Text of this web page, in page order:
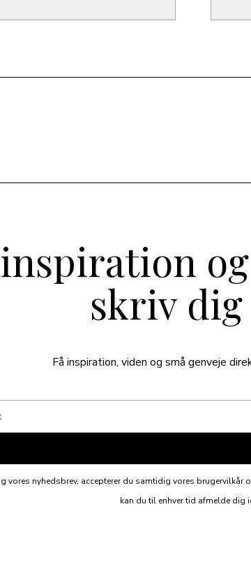
skriv dig
Få inspiration, viden og små genveje
vores nyhedsbrev, accepterer du samtidig vores
kan du til enhver tid afmelde dig